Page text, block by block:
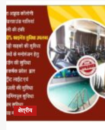
क्षेत्रीय